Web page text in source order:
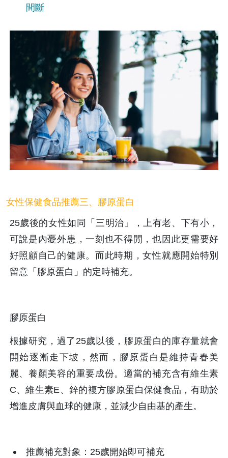
間斷
女性保健食品推薦三、膠原蛋白
25歲後的女性如同「三明治」，上有老、下有小，
可說是內憂外患，一刻也不得閒，也因此更需要好
好照顧自己的健康。而此時期，女性就應開始特別
留意「膠原蛋白」的定時補充。
膠原蛋白
根據研究，過了25歲以後，膠原蛋白的庫存量就會
開始逐漸走下坡，然而，膠原蛋白是維持青春美
麗、養顏美容的重要成份。適當的補充含有維生素
C、維生素E、鋅的複方膠原蛋白保健食品，有助於
增進皮膚與血球的健康，並減少自由基的產生。
推薦補充對象：25歲開始即可補充